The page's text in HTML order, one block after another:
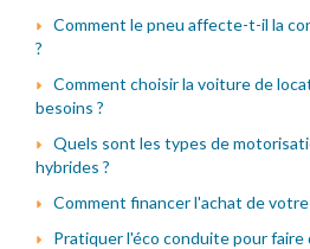
Comment le pneu affecte-t-il la
?
Comment choisir la voiture de
besoins ?
Quels sont les types de
hybrides ?
Comment financer l'achat de
Pratiquer l'éco conduite pour faire